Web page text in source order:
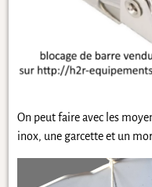
On peut faire avec les
inox, une garcette et un